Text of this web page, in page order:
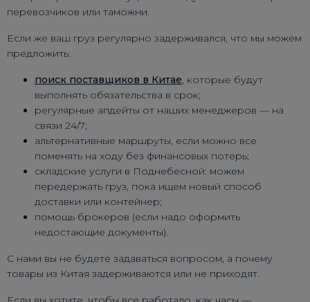
перевозчиков или таможни.
Если же ваш груз регулярно задерживался, что мы можем
предложить:
поиск поставщиков в Китае, которые будут
выполнять обязательства в срок;
регулярные апдейты от наших менеджеров — на
связи 24/7;
альтернативные маршруты, если можно все
поменять на ходу без финансовых потерь;
складские услуги в Поднебесной: можем
передержать груз, пока ищем новый способ
доставки или контейнер;
помощь брокеров (если надо оформить
недостающие документы).
С нами вы не будете задаваться вопросом, а почему
товары из Китая задерживаются или не приходят.